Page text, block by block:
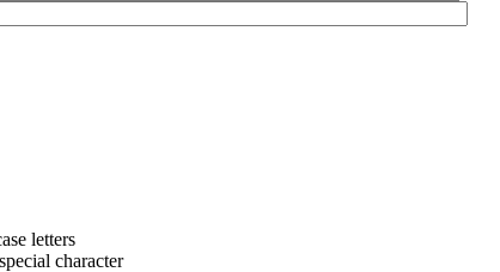
letters
character